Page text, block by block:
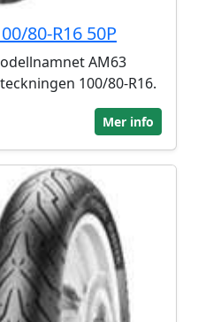
80-R16 50P
AM63
100/80-R16.
Mer info